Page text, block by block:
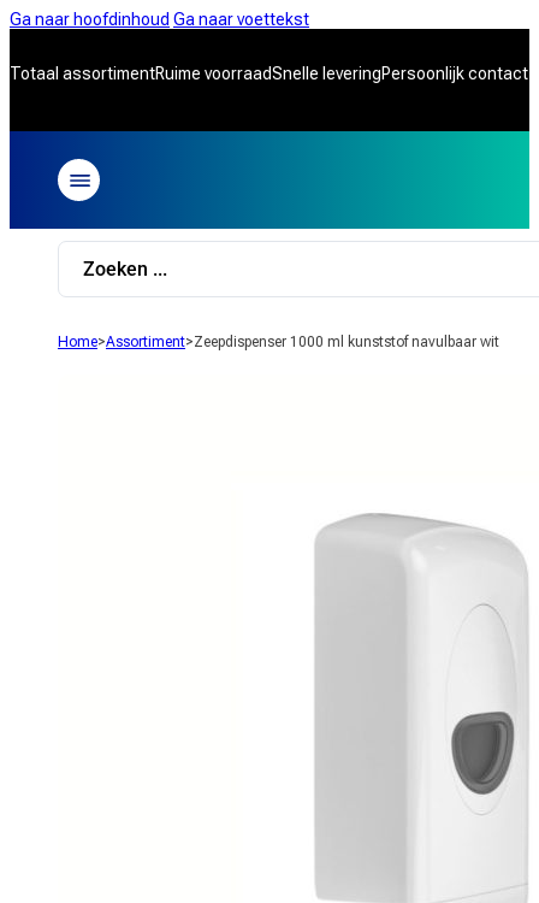
Ga naar hoofdinhoud Ga naar voettekst
Totaal assortimentRuime voorraadSnelle leveringPersoonlijk contact
Search
Home>Assortiment>Zeepdispenser 1000 ml kunststof navulbaar wit